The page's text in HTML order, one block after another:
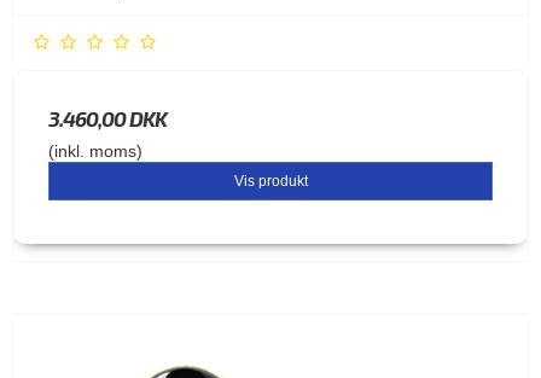
3.460,00 DKK
(inkl. moms)
Vis produkt